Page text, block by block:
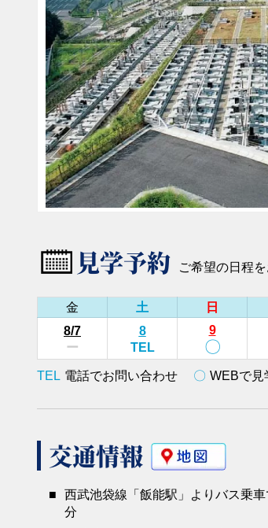
見学予約 ご希望の日程
金 土 日
8/7
ー
8
TEL
9
〇
TEL 電話でお問い合わせ 〇 WEBで見
交通情報
■
西武池袋線「飯能駅」よりバス乗
分